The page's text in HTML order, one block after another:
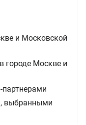
и Московской
городе Москве и
выбранными